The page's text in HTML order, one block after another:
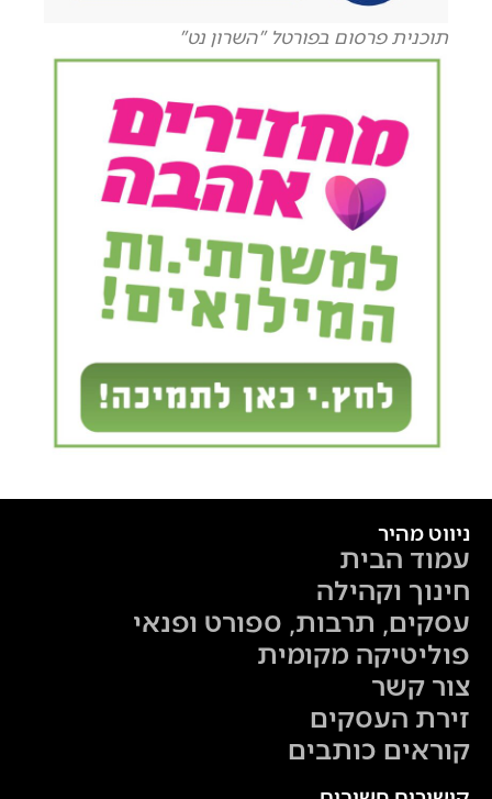
תוכנית פרסום בפורטל "השרון נט"
ניווט מהיר
עמוד הבית
חינוך וקהילה
עסקים, תרבות, ספורט ופנאי
פוליטיקה מקומית
צור קשר
זירת העסקים
קוראים כותבים